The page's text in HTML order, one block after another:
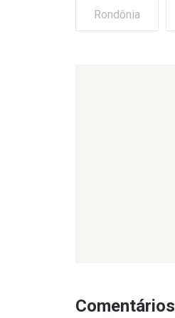
Rondônia
Comentários